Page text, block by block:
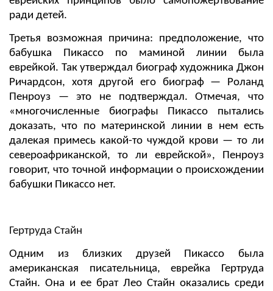
ради детей.
Третья возможная причина: предположение, что
бабушка Пикассо по маминой линии была
еврейкой. Так утверждал биограф художника Джон
Ричардсон, хотя другой его биограф — Роланд
Пенроуз — это не подтверждал. Отмечая, что
«многочисленные биографы Пикассо пытались
доказать, что по материнской линии в нем есть
далекая примесь какой-то чуждой крови — то ли
североафриканской, то ли еврейской», Пенроуз
говорит, что точной информации о происхождении
бабушки Пикассо нет.
Гертруда Стайн
Одним из близких друзей Пикассо была
американская писательница, еврейка Гертруда
Стайн. Она и ее брат Лео Стайн оказались среди